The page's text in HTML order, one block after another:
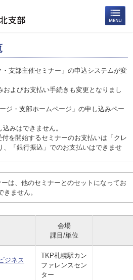
支部主催セミナー」の申込システムが変
およびお支払い手続きも変更となりまし
ジ・支部ホームページ」の申し込みペー
みはできません。
を開始するセミナーのお支払いは「クレ
、「銀行振込」でのお支払いはできませ
は、他のセミナーとのセットになってお
ません。
会場
課目/単位
ジネス
TKP札幌駅カン
ファレンスセン
ター